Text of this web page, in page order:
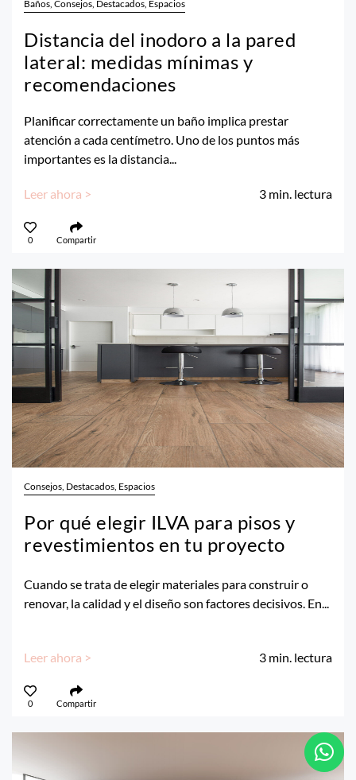
Baños, Consejos, Destacados, Espacios
Distancia del inodoro a la pared
lateral: medidas mínimas y
recomendaciones
Planificar correctamente un baño implica prestar
atención a cada centímetro. Uno de los puntos más
importantes es la distancia...
Leer ahora > 3 min. lectura
0 Compartir
Consejos, Destacados, Espacios
Por qué elegir ILVA para pisos y
revestimientos en tu proyecto
Cuando se trata de elegir materiales para construir o
renovar, la calidad y el diseño son factores decisivos. En...
Leer ahora > 3 min. lectura
0 Compartir